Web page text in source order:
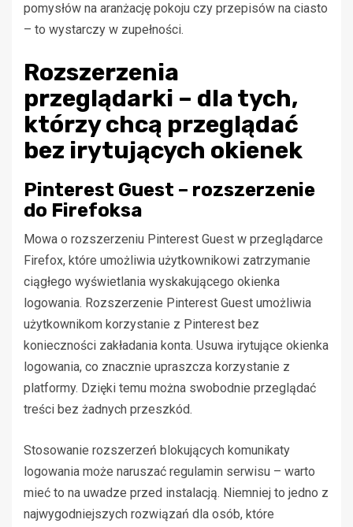
pomysłów na aranżację pokoju czy przepisów na ciasto
– to wystarczy w zupełności.
Rozszerzenia
przeglądarki – dla tych,
którzy chcą przeglądać
bez irytujących okienek
Pinterest Guest – rozszerzenie
do Firefoksa
Mowa o rozszerzeniu Pinterest Guest w przeglądarce
Firefox, które umożliwia użytkownikowi zatrzymanie
ciągłego wyświetlania wyskakującego okienka
logowania. Rozszerzenie Pinterest Guest umożliwia
użytkownikom korzystanie z Pinterest bez
konieczności zakładania konta. Usuwa irytujące okienka
logowania, co znacznie upraszcza korzystanie z
platformy. Dzięki temu można swobodnie przeglądać
treści bez żadnych przeszkód.
Stosowanie rozszerzeń blokujących komunikaty
logowania może naruszać regulamin serwisu – warto
mieć to na uwadze przed instalacją. Niemniej to jedno z
najwygodniejszych rozwiązań dla osób, które